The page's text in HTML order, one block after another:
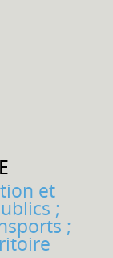
et
;
;